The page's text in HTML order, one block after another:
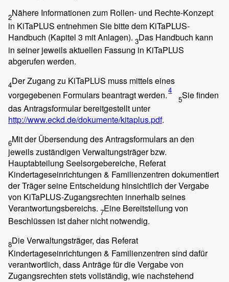
2Nähere Informationen zum Rollen- und Rechte-Konzept
in KiTaPLUS entnehmen Sie bitte dem KiTaPLUS-
Handbuch (Kapitel 3 mit Anlagen). 3Das Handbuch kann
in seiner jeweils aktuellen Fassung in KiTaPLUS
abgerufen werden.
4Der Zugang zu KiTaPLUS muss mittels eines
vorgegebenen Formulars beantragt werden.4
5Sie finden
das Antragsformular bereitgestellt unter
http://www.eckd.de/dokumente/kitaplus.pdf.
6Mit der Übersendung des Antragsformulars an den
jeweils zuständigen Verwaltungsträger bzw.
Hauptabteilung Seelsorgebereiche, Referat
Kindertageseinrichtungen & Familienzentren dokumentiert
der Träger seine Entscheidung hinsichtlich der Vergabe
von KiTaPLUS-Zugangsrechten innerhalb seines
Verantwortungsbereichs. 7Eine Bereitstellung von
Beschlüssen ist daher nicht notwendig.
8Die Verwaltungsträger, das Referat
Kindertageseinrichtungen & Familienzentren sind dafür
verantwortlich, dass Anträge für die Vergabe von
Zugangsrechten stets vollständig, wie nachstehend